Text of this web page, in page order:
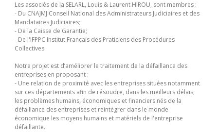
Les associés de la SELARL, Louis & Laurent HIROU, sont membres :
- Du CNAJMJ Conseil National des Administrateurs Judiciaires et des
Mandataires Judiciaires;
- De la Caisse de Garantie;
- De l'IFPPC Institut Français des Praticiens des Procédures
Collectives.
Notre projet est d’améliorer le traitement de la défaillance des
entreprises en proposant :
- Une relation de proximité avec les entreprises situées notamment
sur ces départements afin de résoudre, dans les meilleurs délais,
les problèmes humains, économiques et financiers nés de la
défaillance des entreprises et réintégrer dans le monde
économique les moyens humains et matériels de l'entreprise
défaillante.